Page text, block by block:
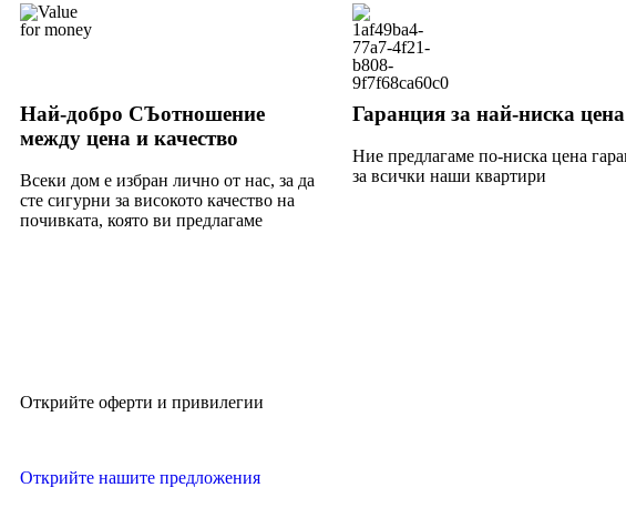
Най-добро СЪотношение
между цена и качество
Всеки дом е избран лично от нас, за да
сте сигурни за високото качество на
почивката, която ви предлагаме
Гаранция за най-ниска цена
Ние предлагаме по-ниска цена
за всички наши квартири
Открийте оферти и привилегии
Открийте нашите предложения